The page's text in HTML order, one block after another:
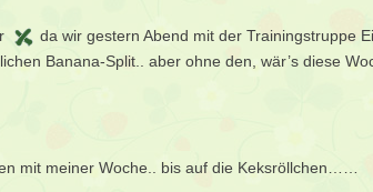
da wir gestern Abend mit der Trainingstruppe
Banana-Split.. aber ohne den, wär’s diese
mit meiner Woche.. bis auf die Keksröllchen……